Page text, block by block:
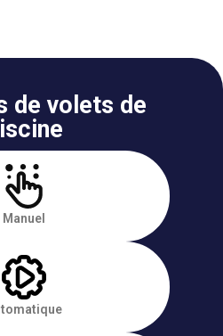
de volets de
Manuel